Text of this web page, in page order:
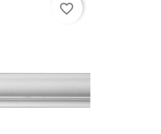
favorite_border